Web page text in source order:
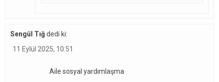
Sengül Tığdedi ki:
11 Eylül 2025, 10:51
Aile sosyal yardımlaşma